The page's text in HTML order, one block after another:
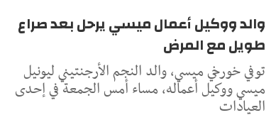
والد ووكيل أعمال ميسي يرحل بعد صراع
طويل مع المرض
توفي خورخي ميسي، والد النجم الأرجنتيني ليونيل
ميسي ووكيل أعماله، مساء أمس الجمعة في إحدى
العيادات